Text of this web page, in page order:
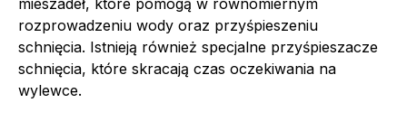
mieszadeł, które pomogą w równomiernym
rozprowadzeniu wody oraz przyśpieszeniu
schnięcia. Istnieją również specjalne przyśpieszacze
schnięcia, które skracają czas oczekiwania na
wylewce.